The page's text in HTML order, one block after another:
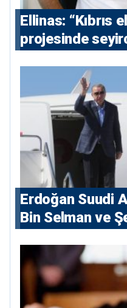
Ellinas: “Kıbrıs
projesinde
Erdoğan Suudi
Bin Selman ve